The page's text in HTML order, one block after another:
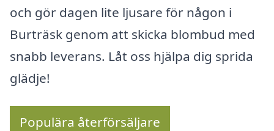
och gör dagen lite ljusare för någon i
Burträsk genom att skicka blombud med
snabb leverans. Låt oss hjälpa dig sprida
glädje!
Populära återförsäljare